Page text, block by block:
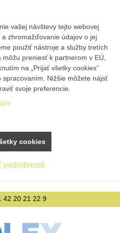
vašej návštevy tejto webovej
zhromažďovanie údajov o jej
použiť nástroje a služby tretích
preniesť k partnerom v EÚ,
na „Prijať všetky cookies“
Nižšie môžete nájsť
svoje preferencie.
podrobnosti
cookies